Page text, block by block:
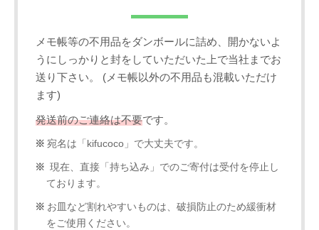
メモ帳等の不用品をダンボールに詰め、開かないよ
うにしっかりと封をしていただいた上で当社までお
送り下さい。 (メモ帳以外の不用品も混載いただけ
ます)
発送前のご連絡は不要です。
宛名は「kifucoco」で大丈夫です。
現在、直接「持ち込み」でのご寄付は受付を停止し
ております。
お皿など割れやすいものは、破損防止のため緩衝材
をご使用ください。